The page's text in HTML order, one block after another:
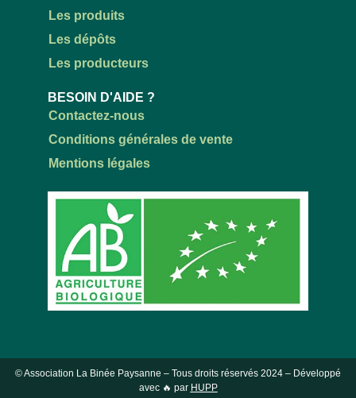
Les produits
Les dépôts
Les producteurs
BESOIN D'AIDE ?
Contactez-nous
Conditions générales de vente
Mentions légales
© Association La Binée Paysanne – Tous droits réservés 2024 – Développé
avec 🔥 par HUPP